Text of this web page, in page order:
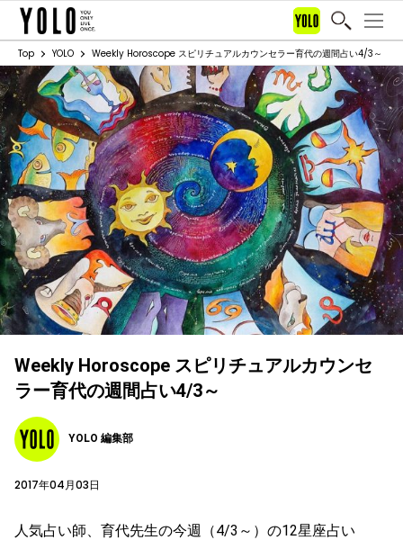
Top YOLO Weekly Horoscope スピリチュアルカウンセラー育代の週間占い4/3～
Weekly Horoscope スピリチュアルカウンセ
ラー育代の週間占い4/3～
YOLO 編集部
2017年04月03日
人気占い師、育代先生の今週（4/3～）の12星座占い